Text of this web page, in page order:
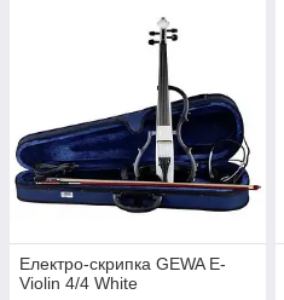
Електро-скрипка GEWA E-
Violin 4/4 White